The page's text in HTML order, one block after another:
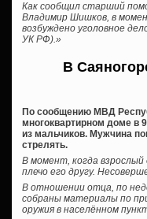
Как сообщил старший
Владимир Шишков, в
возбуждено уголовное
УК РФ).»
В
По сообщению МВД
многоквартирном доме в
из мальчиков. Мужчина
стрелять.
В момент, когда взрослый
плечо его другу.
В отношении отца, по
собраны материалы по
оружия в населённом